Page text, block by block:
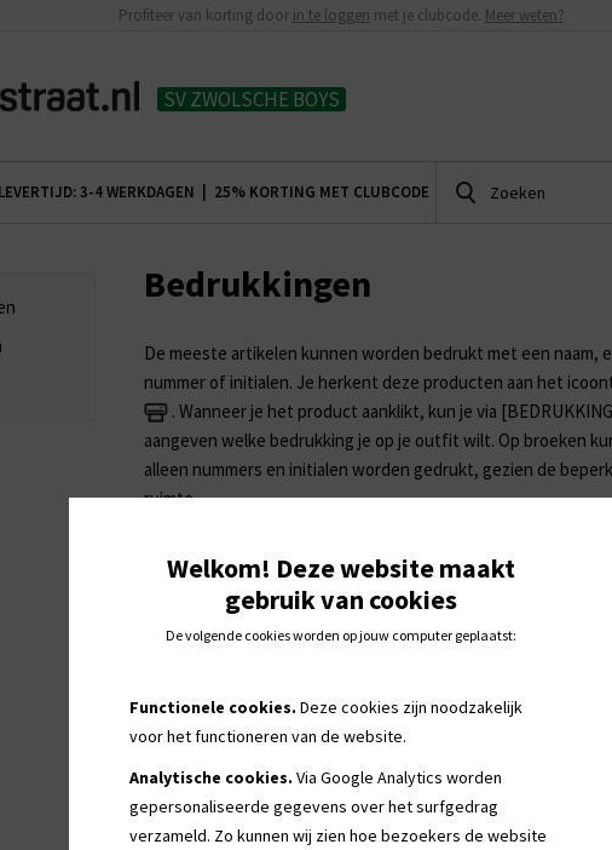
Profiteer van korting door in te loggen met je clubcode. Meer weten?
SV ZWOLSCHE BOYS
3-4 WERKDAGEN | 25% KORTING MET CLUBCODE
Bedrukkingen
De meeste artikelen kunnen worden bedrukt met een naam,
nummer of initialen. Je herkent deze producten aan het
. Wanneer je het product aanklikt, kun je via
aangeven welke bedrukking je op je outfit wilt. Op broeken
alleen nummers en initialen worden gedrukt, gezien de
ruimte.
daarom alleen mogelijk via onze gezellige medewerkers van de
Klantenservice. Rond hiervoor je bestelling af en bel daarna op
werkdagen tussen 08.00-17.00 naar +31 (0)186-65 86 84 of
met het logo in .EPS, .AI of
bestand. Geef hierbij duidelijk aan om welk het product het
helpen je graag verder.
Houd er wel rekening mee dat het bedrukken van een
extra kosten met zich meebrengt. Ook hierover zal de
Klantenservice je verder informeren.
Welkom! Deze website maakt
gebruik van cookies
De volgende cookies worden op jouw computer geplaatst:
Functionele cookies. Deze cookies zijn noodzakelijk
voor het functioneren van de website.
Analytische cookies. Via Google Analytics worden
gepersonaliseerde gegevens over het surfgedrag
verzameld. Zo kunnen wij zien hoe bezoekers de website